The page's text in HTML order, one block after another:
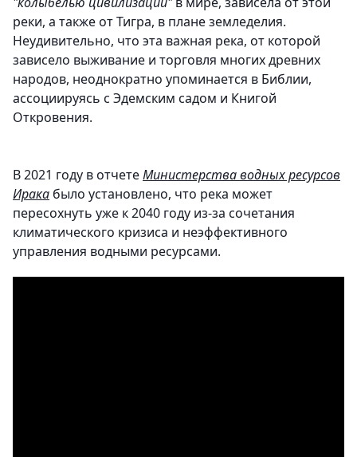
реки, а также от Тигра, в плане земледелия.
Неудивительно, что эта важная река, от которой
зависело выживание и торговля многих древних
народов, неоднократно упоминается в Библии,
ассоциируясь с Эдемским садом и Книгой
Откровения.
В 2021 году в отчетеМинистерства водных ресурсов
Ирака было установлено, что река может
пересохнуть уже к 2040 году из-за сочетания
климатического кризиса и неэффективного
управления водными ресурсами.